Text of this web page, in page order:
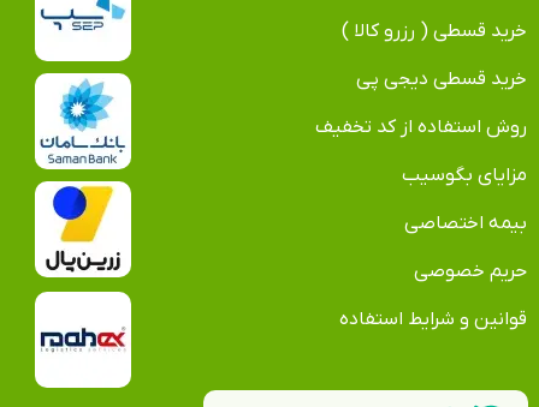
خرید قسطی ( رزرو کالا )
خرید قسطی دیجی پی
روش استفاده از کد تخفیف
مزایای بگوسیب
بیمه اختصاصی
حریم خصوصی
قوانین و شرایط استفاده